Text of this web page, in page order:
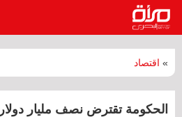
» اقتصاد
الحكومة تقترض نصف مليار